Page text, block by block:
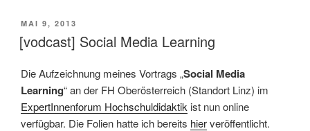
VERÖFFENTLICHT
AM
MAI 9, 2013
[vodcast] Social Media Learning
Die Aufzeichnung meines Vortrags „Social Media
Learning“ an der FH Oberösterreich (Standort Linz) im
ExpertInnenforum Hochschuldidaktik ist nun online
verfügbar. Die Folien hatte ich bereits hierveröffentlicht.